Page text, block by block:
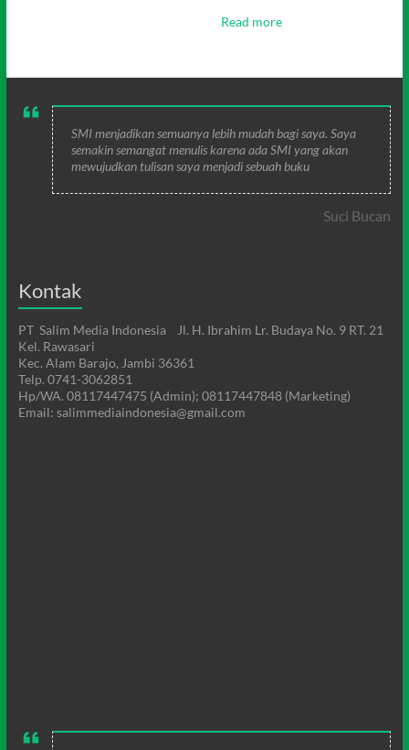
Read more
SMI menjadikan semuanya lebih mudah bagi saya. Saya
semakin semangat menulis karena ada SMI yang akan
mewujudkan tulisan saya menjadi sebuah buku
Suci Bucan
Kontak
PT Salim Media Indonesia Jl. H. Ibrahim Lr. Budaya No. 9 RT. 21
Kel. Rawasari
Kec. Alam Barajo, Jambi 36361
Telp. 0741-3062851
Hp/WA. 08117447475 (Admin); 08117447848 (Marketing)
Email: salimmediaindonesia@gmail.com